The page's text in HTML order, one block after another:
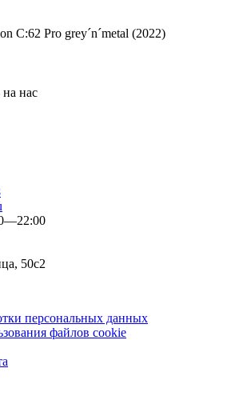
C:62 Pro grey´n´metal (2022)
нас
50с2
персональных данных
файлов cookie